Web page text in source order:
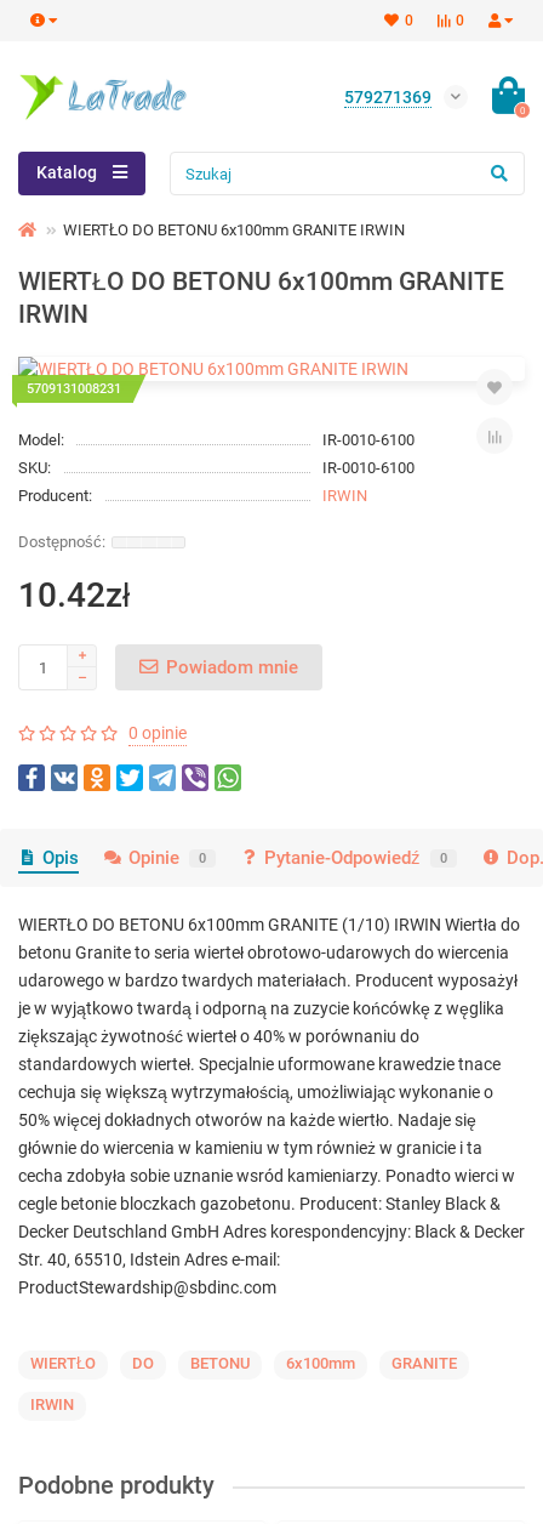
0
0
579271369
0
Katalog
WIERTŁO DO BETONU 6x100mm GRANITE IRWIN
WIERTŁO DO BETONU 6x100mm GRANITE
IRWIN
5709131008231
Model:
IR-0010-6100
SKU:
IR-0010-6100
Producent:
IRWIN
10.42zł
Powiadom mnie
0 opinie
Opis Opinie 0 Pytanie-Odpowiedź 0
WIERTŁO DO BETONU 6x100mm GRANITE (1/10) IRWIN Wiertła do
betonu Granite to seria wierteł obrotowo-udarowych do wiercenia
udarowego w bardzo twardych materiałach. Producent wyposażył
je w wyjątkowo twardą i odporną na zuzycie końcówkę z węglika
ziększając żywotność wierteł o 40% w porównaniu do
standardowych wierteł. Specjalnie uformowane krawedzie tnace
cechuja się większą wytrzymałością, umożliwiając wykonanie o
50% więcej dokładnych otworów na każde wiertło. Nadaje się
głównie do wiercenia w kamieniu w tym również w granicie i ta
cecha zdobyła sobie uznanie wsród kamieniarzy. Ponadto wierci w
cegle betonie bloczkach gazobetonu. Producent: Stanley Black &
Decker Deutschland GmbH Adres korespondencyjny: Black & Decker
Str. 40, 65510, Idstein Adres e-mail:
ProductStewardship@sbdinc.com
WIERTŁO DO BETONU 6x100mm GRANITE
IRWIN
Podobne produkty